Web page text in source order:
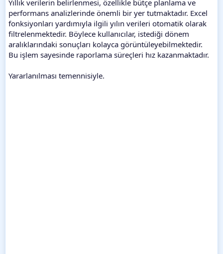
Yıllık verilerin belirlenmesi, özellikle bütçe planlama ve
performans analizlerinde önemli bir yer tutmaktadır. Excel
fonksiyonları yardımıyla ilgili yılın verileri otomatik olarak
filtrelenmektedir. Böylece kullanıcılar, istediği dönem
aralıklarındaki sonuçları kolayca görüntüleyebilmektedir.
Bu işlem sayesinde raporlama süreçleri hız kazanmaktadır.
Yararlanılması temennisiyle.